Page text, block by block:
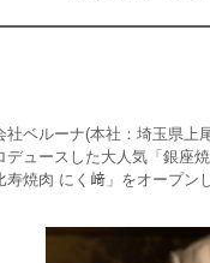
社ベルーナ(本社：埼玉県上
デュースした大人気「銀座
寿焼肉 にく﨑」をオープン